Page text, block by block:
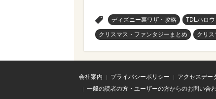
ディズニー裏ワザ・攻略 TDLハロ
クリスマス・ファンタジーまとめ クリ
会社案内 プライバシーポリシー アクセスデー
一般の読者の方・ユーザーの方からのお問い合